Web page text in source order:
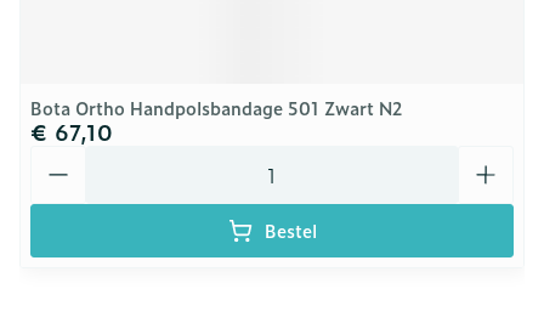
Bota Ortho Handpolsbandage 501 Zwart N2
€ 67,10
Bestel